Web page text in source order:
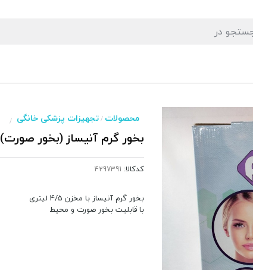
محصولات /تجهیزات پزشکی خانگی /
بخور گرم آنیساز (بخور صورت)
کدکالا:
بخور گرم آنیساز با مخزن 4/5 لیتری
با قابلیت بخور صورت و محیط